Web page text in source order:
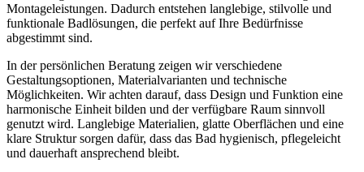
Montageleistungen. Dadurch entstehen langlebige, stilvolle und
funktionale Badlösungen, die perfekt auf Ihre Bedürfnisse
abgestimmt sind.
In der persönlichen Beratung zeigen wir verschiedene
Gestaltungsoptionen, Materialvarianten und technische
Möglichkeiten. Wir achten darauf, dass Design und Funktion eine
harmonische Einheit bilden und der verfügbare Raum sinnvoll
genutzt wird. Langlebige Materialien, glatte Oberflächen und eine
klare Struktur sorgen dafür, dass das Bad hygienisch, pflegeleicht
und dauerhaft ansprechend bleibt.